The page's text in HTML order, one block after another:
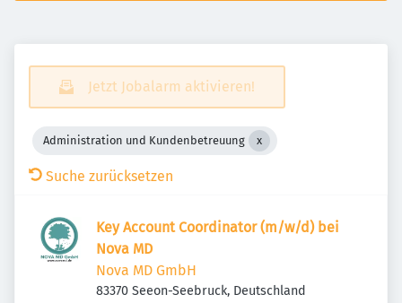
Jetzt Jobalarm aktivieren!
Administration und Kundenbetreuung
Suche zurücksetzen
Key Account Coordinator (m/w/d) bei
Nova MD
Nova MD GmbH
83370 Seeon-Seebruck, Deutschland